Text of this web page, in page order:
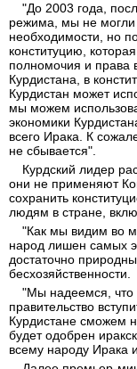
"До 2003 года,
режима, мы не могли
необходимости, но
конституцию,
полномочия и права
Курдистана, в
Курдистан может
мы можем
экономики
всего Ирака. К
не сбывается".
Курдский лидер
они не применяют
сохранить
людям в стране,
"Как мы видим во
народ лишен самых
достаточно
бесхозяйственности.
"Мы надеемся, что
правительство
Курдистане сможем
будет одобрен
всему народу Ирака